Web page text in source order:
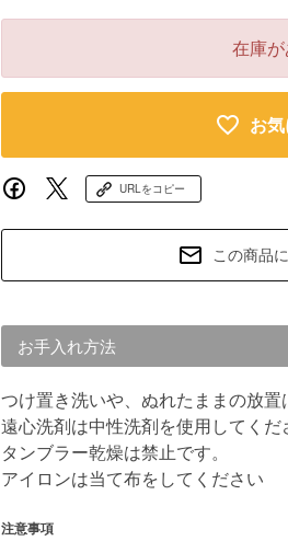
在庫
お
URLをコピー
この商品
お手入れ方法
つけ置き洗いや、ぬれたままの放置
遠心洗剤は中性洗剤を使用してくだ
タンブラー乾燥は禁止です。
アイロンは当て布をしてください
注意事項